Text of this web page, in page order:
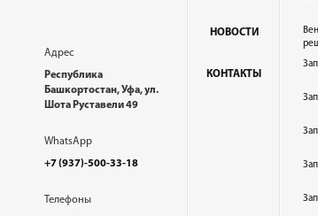
Адрес
Республика
Башкортостан, Уфа, ул.
Шота Руставели 49
WhatsApp
+7 (937)-500-33-18
Телефоны
НОВОСТИ
КОНТАКТЫ